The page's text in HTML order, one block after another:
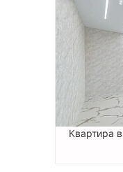
Квартира